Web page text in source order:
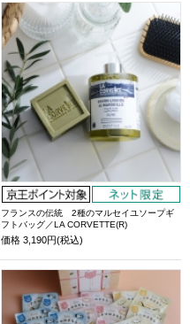
フランスの伝統 2種のマルセイユソープギ
フトバッグ／LA CORVETTE(R)
価格 3,190円(税込)